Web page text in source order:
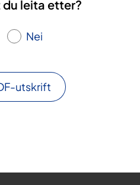
du leita etter?
Nei
utskrift